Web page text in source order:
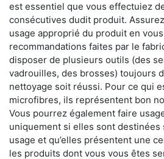
est essentiel que vous effectuiez
consécutives dudit produit.
usage approprié du produit en
recommandations faites par le
disposer de plusieurs outils (des
vadrouilles, des brosses) toujours
nettoyage soit réussi. Pour ce qui
microfibres, ils représentent bon
Vous pourrez également faire
uniquement si elles sont
usage et qu’elles présentent une
les produits dont vous vous êtes